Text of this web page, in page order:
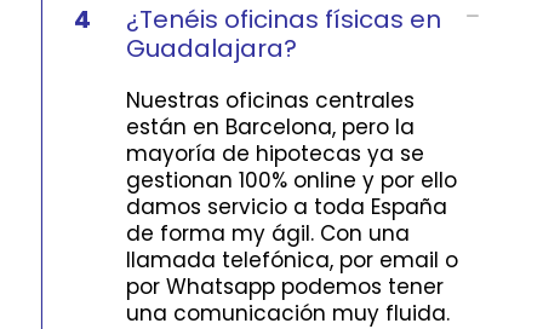
4
¿Tenéis oficinas físicas en
Guadalajara?
Nuestras oficinas centrales
están en Barcelona, pero la
mayoría de hipotecas ya se
gestionan 100% online y por ello
damos servicio a toda España
de forma my ágil. Con una
llamada telefónica, por email o
por Whatsapp podemos tener
una comunicación muy fluida.